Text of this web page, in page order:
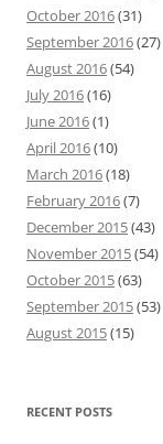
October 2016(31)
September 2016(27)
August 2016(54)
July 2016(16)
June 2016(1)
April 2016(10)
March 2016(18)
February 2016(7)
December 2015(43)
November 2015(54)
October 2015(63)
September 2015(53)
August 2015(15)
RECENT POSTS